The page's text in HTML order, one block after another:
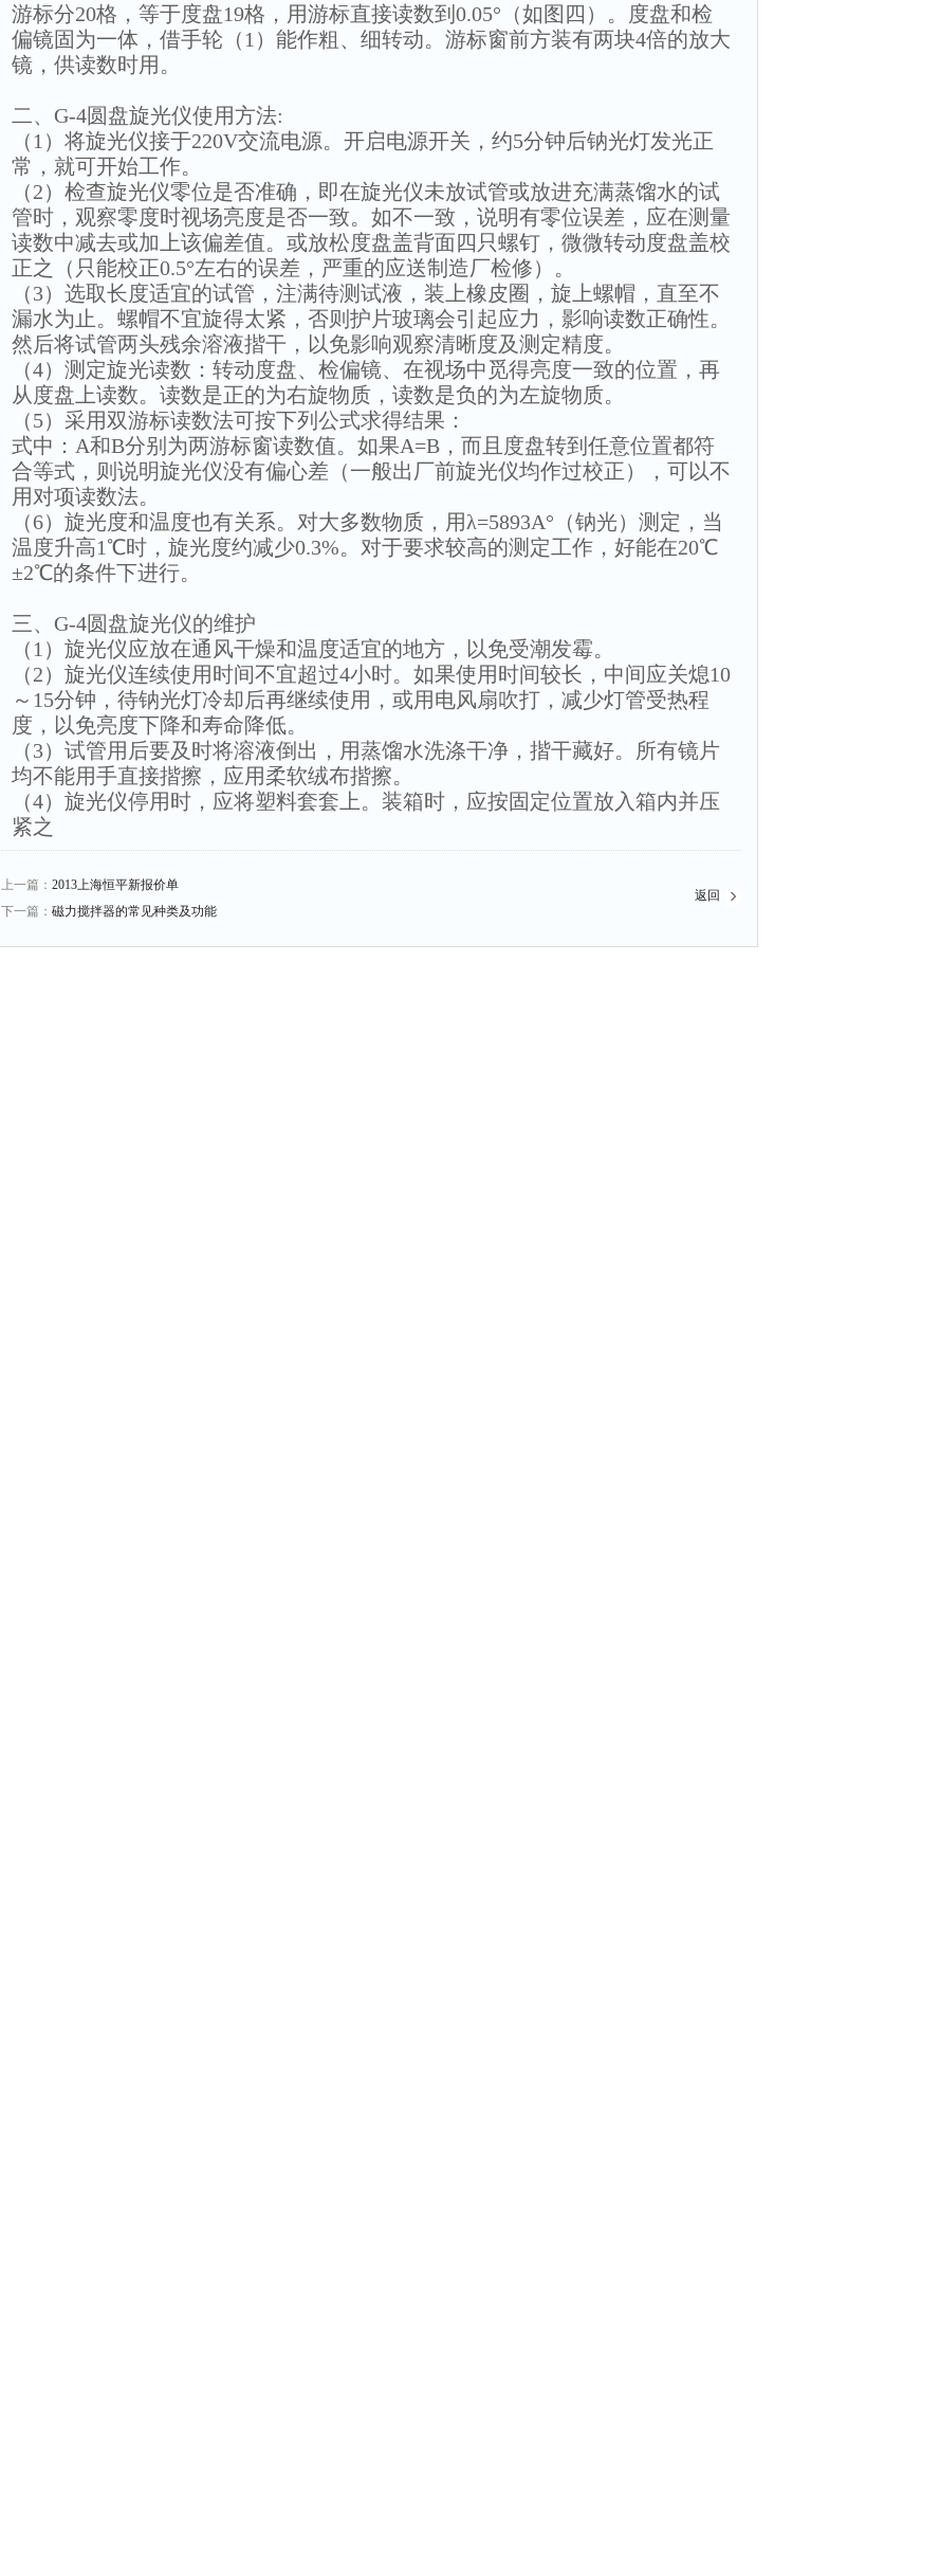
游标分20格，等于度盘19格，用游标直接读数到0.05°（如图四）。度盘和检
偏镜固为一体，借手轮（1）能作粗、细转动。游标窗前方装有两块4倍的放大
镜，供读数时用。
二、G-4圆盘旋光仪使用方法:
（1）将旋光仪接于220V交流电源。开启电源开关，约5分钟后钠光灯发光正
常，就可开始工作。
（2）检查旋光仪零位是否准确，即在旋光仪未放试管或放进充满蒸馏水的试
管时，观察零度时视场亮度是否一致。如不一致，说明有零位误差，应在测量
读数中减去或加上该偏差值。或放松度盘盖背面四只螺钉，微微转动度盘盖校
正之（只能校正0.5°左右的误差，严重的应送制造厂检修）。
（3）选取长度适宜的试管，注满待测试液，装上橡皮圈，旋上螺帽，直至不
漏水为止。螺帽不宜旋得太紧，否则护片玻璃会引起应力，影响读数正确性。
然后将试管两头残余溶液揩干，以免影响观察清晰度及测定精度。
（4）测定旋光读数：转动度盘、检偏镜、在视场中觅得亮度一致的位置，再
从度盘上读数。读数是正的为右旋物质，读数是负的为左旋物质。
（5）采用双游标读数法可按下列公式求得结果：
式中：A和B分别为两游标窗读数值。如果A=B，而且度盘转到任意位置都符
合等式，则说明旋光仪没有偏心差（一般出厂前旋光仪均作过校正），可以不
用对项读数法。
（6）旋光度和温度也有关系。对大多数物质，用λ=5893A°（钠光）测定，当
温度升高1℃时，旋光度约减少0.3%。对于要求较高的测定工作，好能在20℃
±2℃的条件下进行。
三、G-4圆盘旋光仪的维护
（1）旋光仪应放在通风干燥和温度适宜的地方，以免受潮发霉。
（2）旋光仪连续使用时间不宜超过4小时。如果使用时间较长，中间应关熄10
～15分钟，待钠光灯冷却后再继续使用，或用电风扇吹打，减少灯管受热程
度，以免亮度下降和寿命降低。
（3）试管用后要及时将溶液倒出，用蒸馏水洗涤干净，揩干藏好。所有镜片
均不能用手直接揩擦，应用柔软绒布揩擦。
（4）旋光仪停用时，应将塑料套套上。装箱时，应按固定位置放入箱内并压
紧之
上一篇： 2013上海恒平新报价单
下一篇： 磁力搅拌器的常见种类及功能
返回